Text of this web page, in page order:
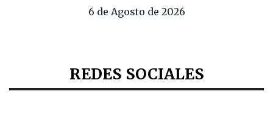
6 de Agosto de 2026
REDES SOCIALES